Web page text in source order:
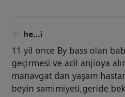
he...i
11 yil once By bass olan
geçirmesi ve acil anjioya
manavgat dan yaşam
beyin samimiyeti,geride